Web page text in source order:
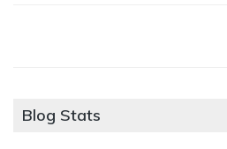
Blog Stats